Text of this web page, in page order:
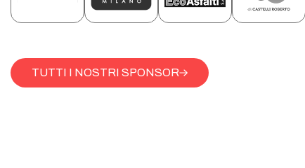
TUTTI I NOSTRI SPONSOR